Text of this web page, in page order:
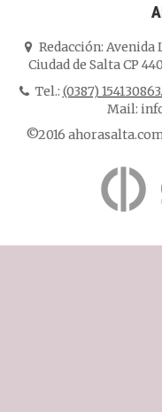
Redacción: Avenida
Ciudad de Salta CP
Tel.: (0387) 154130863.
Mail:
©2016